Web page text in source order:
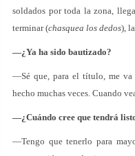
soldados por toda la zona,
terminar (chasquea los dedos),
—¿Ya ha sido bautizado?
—Sé que, para el título, me va
hecho muchas veces. Cuando
—¿Cuándo cree que tendrá
—Tengo que tenerlo para